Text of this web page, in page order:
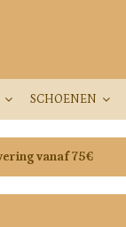
SCHOENEN
vanaf 75€